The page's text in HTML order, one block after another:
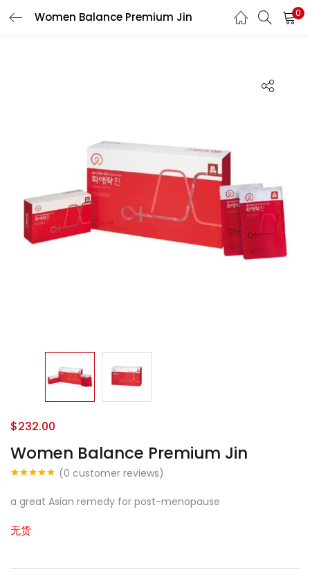
Women Balance Premium Jin 0
Women Balance Premium Jin
客户进行了
(0 customer reviews)
$232.00
a great Asian remedy for post-menopause
无货
LOGIN REGISTER
Remember me
Login